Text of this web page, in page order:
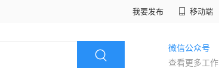
我要发布 移动端
微信公众号
查看更多工作